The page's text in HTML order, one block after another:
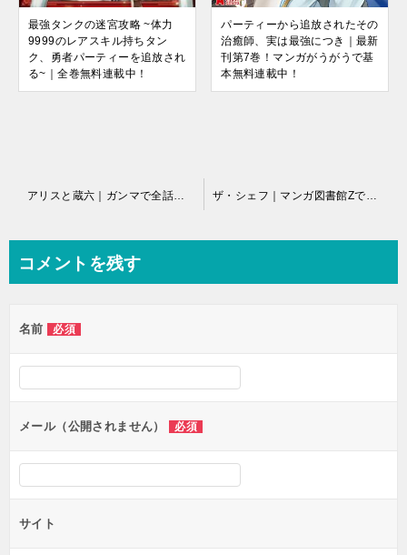
最強タンクの迷宮攻略 ~体力
9999のレアスキル持ちタン
ク、勇者パーティーを追放され
る~｜全巻無料連載中！
パーティーから追放されたその
治癒師、実は最強につき｜最新
刊第7巻！マンガがうがうで基
本無料連載中！
ビ
ー
シ
ョ
ン
コメントを残す
名前 必須
メール（公開されません） 必須
サイト